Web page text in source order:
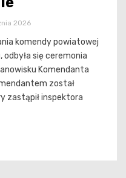
2026
komendy powiatowej
się ceremonia
Komendanta
został
zastąpił inspektora